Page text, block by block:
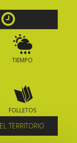
TIEMPO
FOLLETOS
TERRITORIO